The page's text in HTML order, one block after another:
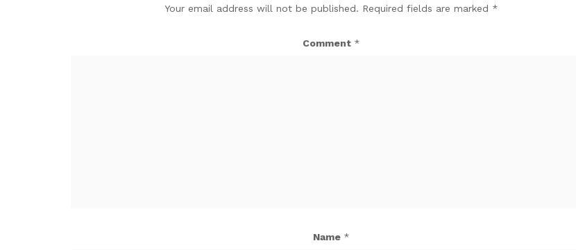
Your email address will not be published. Required fields are marked *
Comment *
Name *